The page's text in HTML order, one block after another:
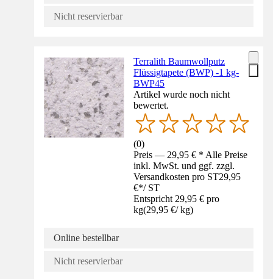
Nicht reservierbar
Terralith Baumwollputz
Flüssigtapete (BWP) -1 kg-
BWP45
Artikel wurde noch nicht
bewertet.
(0)
Preis — 29,95 € * Alle Preise
inkl. MwSt. und ggf. zzgl.
Versandkosten pro ST29,95
€*/ ST
Entspricht 29,95 € pro
kg(29,95 €/ kg)
Online bestellbar
Nicht reservierbar